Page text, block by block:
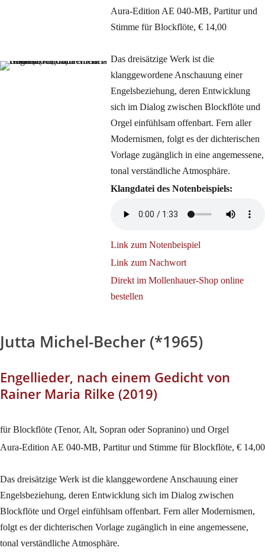
Aura-Edition AE 040-MB, Partitur und
Stimme für Blockflöte, € 14,00
Das dreisätzige Werk ist die
klanggewordene Anschauung einer
Engelsbeziehung, deren Entwicklung
sich im Dialog zwischen Blockflöte und
Orgel einfühlsam offenbart. Fern aller
Modernismen, folgt es der dichterischen
Vorlage zugänglich in eine angemessene,
tonal verständliche Atmosphäre.
Klangdatei des Notenbeispiels:
Link zum Notenbeispiel
Link zum Nachwort
Direkt im Mollenhauer-Shop online
bestellen
Jutta Michel-Becher (*1965)
Engellieder, nach einem Gedicht von
Rainer Maria Rilke (2019)
für Blockflöte (Tenor, Alt, Sopran oder Sopranino) und Orgel
Aura-Edition AE 040-MB, Partitur und Stimme für Blockflöte, € 14,00
Das dreisätzige Werk ist die klanggewordene Anschauung einer
Engelsbeziehung, deren Entwicklung sich im Dialog zwischen
Blockflöte und Orgel einfühlsam offenbart. Fern aller Modernismen,
folgt es der dichterischen Vorlage zugänglich in eine angemessene,
tonal verständliche Atmosphäre.